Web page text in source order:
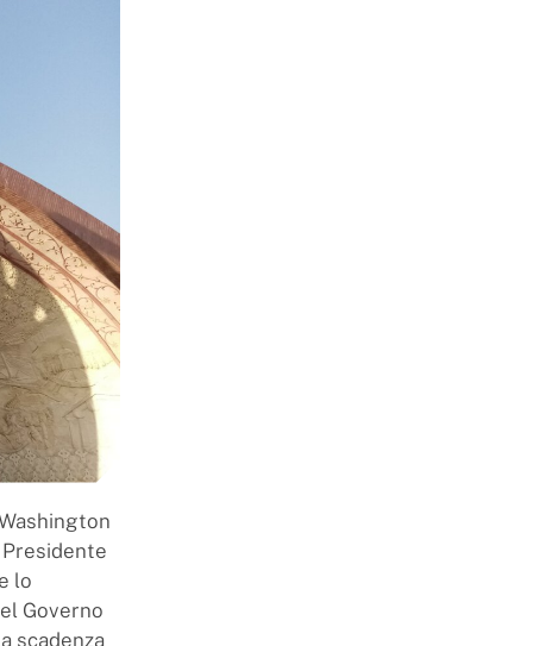
lo
Governo
scadenza